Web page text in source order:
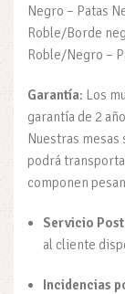
Negro – Patas
Roble/Borde
Roble/Negro –
Garantía: Los
garantía de 2
Nuestras mesas
podrá
componen
Servicio Post
al cliente
Incidencias